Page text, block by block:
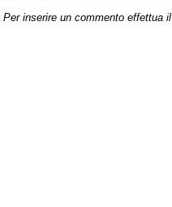
Per inserire un commento effettua il